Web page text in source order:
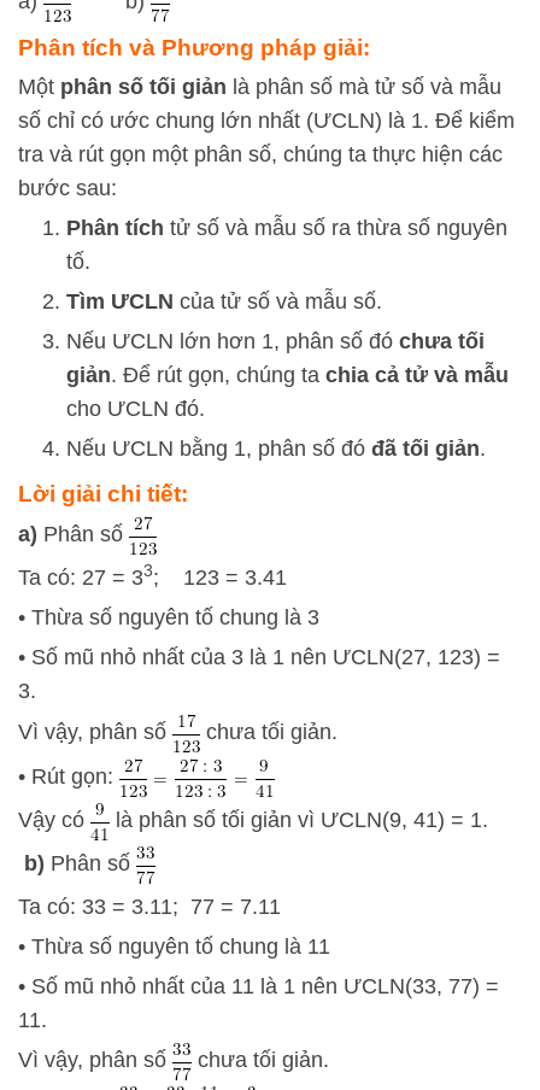
Phân tích và Phương pháp giải:
Một phân số tối giản là phân số mà tử số và mẫu
số chỉ có ước chung lớn nhất (ƯCLN) là 1. Để kiểm
tra và rút gọn một phân số, chúng ta thực hiện các
bước sau:
Phân tích tử số và mẫu số ra thừa số nguyên
tố.
Tìm ƯCLN của tử số và mẫu số.
Nếu ƯCLN lớn hơn 1, phân số đó chưa tối
giản. Để rút gọn, chúng ta chia cả tử và mẫu
cho ƯCLN đó.
Nếu ƯCLN bằng 1, phân số đó đã tối giản.
Lời giải chi tiết:
a) Phân số
Ta có: 27 = 33; 123 = 3.41
• Thừa số nguyên tố chung là 3
• Số mũ nhỏ nhất của 3 là 1 nên ƯCLN(27, 123) =
3.
Vì vậy, phân số
chưa tối giản.
• Rút gọn:
Vậy có
là phân số tối giản vì ƯCLN(9, 41) = 1.
b) Phân số
Ta có: 33 = 3.11; 77 = 7.11
• Thừa số nguyên tố chung là 11
• Số mũ nhỏ nhất của 11 là 1 nên ƯCLN(33, 77) =
11.
Vì vậy, phân số
chưa tối giản.